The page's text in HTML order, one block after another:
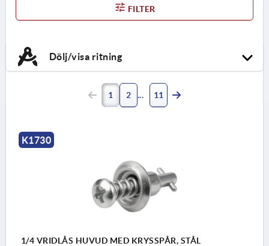
FILTER
Dölj/visa ritning
1 2 11
K1730
1/4 VRIDLÅS HUVUD MED KRYSSPÅR, STÅL